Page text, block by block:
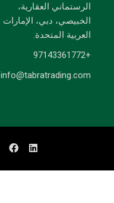
الرستماني العقارية،
الخبيصي، دبي، الإمارات
العربية المتحدة.
+97143361772
info@tabratrading.com